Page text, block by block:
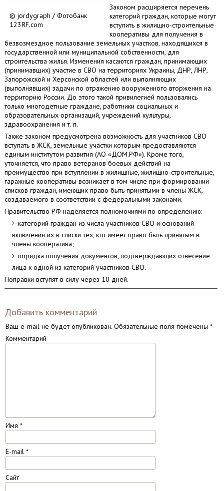
© jordygraph / Фотобанк
123RF.com
Законом расширяется перечень
категорий граждан, которые могут
вступить в жилищно-строительные
кооперативы для получения в
безвозмездное пользование земельных участков, находящихся в
государственной или муниципальной собственности, для
строительства жилья. Изменения касаются граждан, принимающих
(принимавших) участие в СВО на территориях Украины, ДНР, ЛНР,
Запорожской и Херсонской областей или выполняющих
(выполнявших) задачи по отражению вооруженного вторжения на
территорию России. До этого такой привилегией пользовались
только многодетные граждане, работники социальных и
образовательных организаций, учреждений культуры,
здравоохранения и т. п.
Также законом предусмотрена возможность для участников СВО
вступать в ЖСК, земельные участки которым предоставляются
единым институтом развития (АО «ДОМ.РФ»). Кроме того,
уточняется, что право ветеранов боевых действий на
преимущество при вступлении в жилищные, жилищно-строительные,
гаражные кооперативы возникает в том числе при формировании
списков граждан, имеющих право быть принятыми в члены ЖСК,
создаваемого в соответствии с федеральными законами.
Правительство РФ наделяется полномочиями по определению:
категорий граждан из числа участников СВО и оснований
включения их в списки тех, кто имеет право быть принятым в
члены кооператива;
порядка получения документов, подтверждающих отнесение
лица к одной из категорий участников СВО.
Поправки вступят в силу через 10 дней.
Добавить комментарий
Ваш e-mail не будет опубликован.Обязательные поля помечены *
Комментарий
Имя *
E-mail *
Сайт